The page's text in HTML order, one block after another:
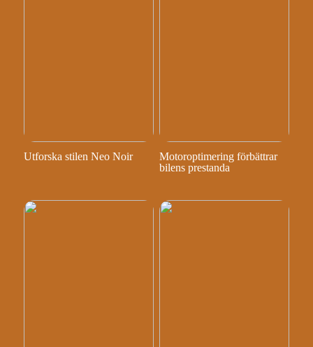
Utforska stilen Neo Noir
Motoroptimering förbättrar
bilens prestanda